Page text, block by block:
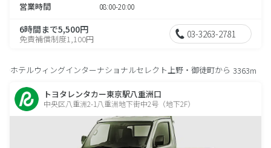
営業時間 08:00-20:00
6時間まで5,500円
免責補償制度1,100円 03-3263-2781
ホテルウィングインターナショナルセレクト上野・御徒町から 3363m
トヨタレンタカー東京駅八重洲口
中央区八重洲2-1八重洲地下街中2号（地下2F）